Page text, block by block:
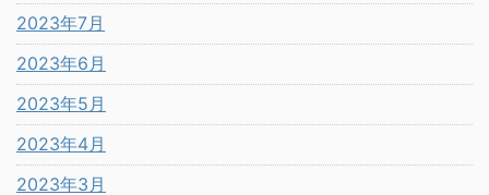
2023年7月
2023年6月
2023年5月
2023年4月
2023年3月